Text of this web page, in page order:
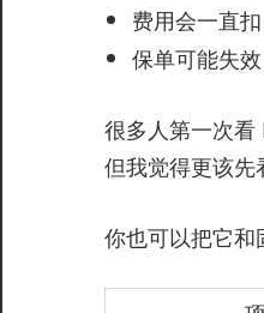
费用会一直扣
保单可能失效
很多人第一次看
但我觉得更该先
你也可以把它和